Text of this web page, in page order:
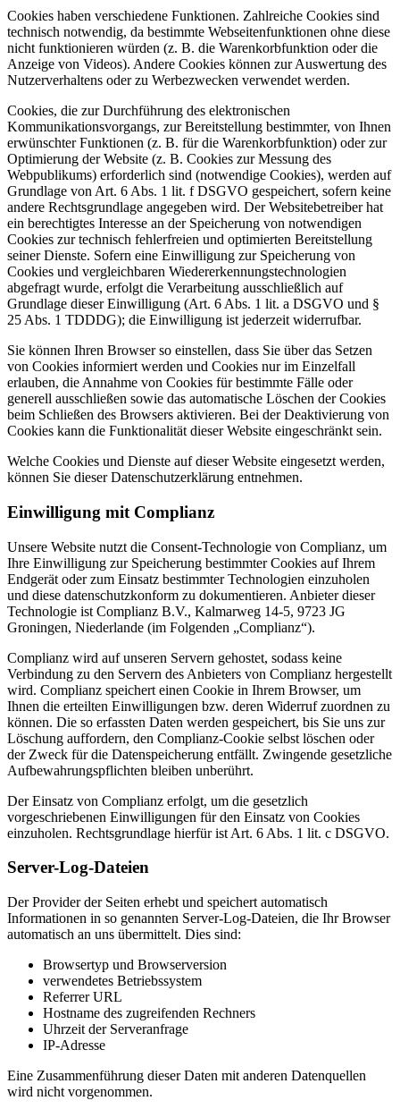
Cookies haben verschiedene Funktionen. Zahlreiche Cookies sind
technisch notwendig, da bestimmte Webseitenfunktionen ohne diese
nicht funktionieren würden (z. B. die Warenkorbfunktion oder die
Anzeige von Videos). Andere Cookies können zur Auswertung des
Nutzerverhaltens oder zu Werbezwecken verwendet werden.
Cookies, die zur Durchführung des elektronischen
Kommunikationsvorgangs, zur Bereitstellung bestimmter, von Ihnen
erwünschter Funktionen (z. B. für die Warenkorbfunktion) oder zur
Optimierung der Website (z. B. Cookies zur Messung des
Webpublikums) erforderlich sind (notwendige Cookies), werden auf
Grundlage von Art. 6 Abs. 1 lit. f DSGVO gespeichert, sofern keine
andere Rechtsgrundlage angegeben wird. Der Websitebetreiber hat
ein berechtigtes Interesse an der Speicherung von notwendigen
Cookies zur technisch fehlerfreien und optimierten Bereitstellung
seiner Dienste. Sofern eine Einwilligung zur Speicherung von
Cookies und vergleichbaren Wiedererkennungstechnologien
abgefragt wurde, erfolgt die Verarbeitung ausschließlich auf
Grundlage dieser Einwilligung (Art. 6 Abs. 1 lit. a DSGVO und §
25 Abs. 1 TDDDG); die Einwilligung ist jederzeit widerrufbar.
Sie können Ihren Browser so einstellen, dass Sie über das Setzen
von Cookies informiert werden und Cookies nur im Einzelfall
erlauben, die Annahme von Cookies für bestimmte Fälle oder
generell ausschließen sowie das automatische Löschen der Cookies
beim Schließen des Browsers aktivieren. Bei der Deaktivierung von
Cookies kann die Funktionalität dieser Website eingeschränkt sein.
Welche Cookies und Dienste auf dieser Website eingesetzt werden,
können Sie dieser Datenschutzerklärung entnehmen.
Einwilligung mit Complianz
Unsere Website nutzt die Consent-Technologie von Complianz, um
Ihre Einwilligung zur Speicherung bestimmter Cookies auf Ihrem
Endgerät oder zum Einsatz bestimmter Technologien einzuholen
und diese datenschutzkonform zu dokumentieren. Anbieter dieser
Technologie ist Complianz B.V., Kalmarweg 14-5, 9723 JG
Groningen, Niederlande (im Folgenden „Complianz“).
Complianz wird auf unseren Servern gehostet, sodass keine
Verbindung zu den Servern des Anbieters von Complianz hergestellt
wird. Complianz speichert einen Cookie in Ihrem Browser, um
Ihnen die erteilten Einwilligungen bzw. deren Widerruf zuordnen zu
können. Die so erfassten Daten werden gespeichert, bis Sie uns zur
Löschung auffordern, den Complianz-Cookie selbst löschen oder
der Zweck für die Datenspeicherung entfällt. Zwingende gesetzliche
Aufbewahrungspflichten bleiben unberührt.
Der Einsatz von Complianz erfolgt, um die gesetzlich
vorgeschriebenen Einwilligungen für den Einsatz von Cookies
einzuholen. Rechtsgrundlage hierfür ist Art. 6 Abs. 1 lit. c DSGVO.
Server-Log-Dateien
Der Provider der Seiten erhebt und speichert automatisch
Informationen in so genannten Server-Log-Dateien, die Ihr Browser
automatisch an uns übermittelt. Dies sind:
Browsertyp und Browserversion
verwendetes Betriebssystem
Referrer URL
Hostname des zugreifenden Rechners
Uhrzeit der Serveranfrage
IP-Adresse
Eine Zusammenführung dieser Daten mit anderen Datenquellen
wird nicht vorgenommen.